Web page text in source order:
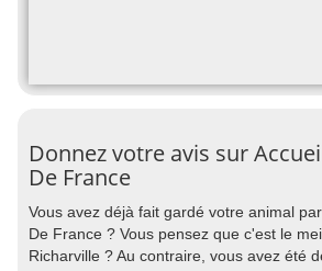
Donnez votre avis sur
De France
Vous avez déjà fait gardé votre animal
De France ? Vous pensez que c'est le
Richarville ? Au contraire, vous avez été